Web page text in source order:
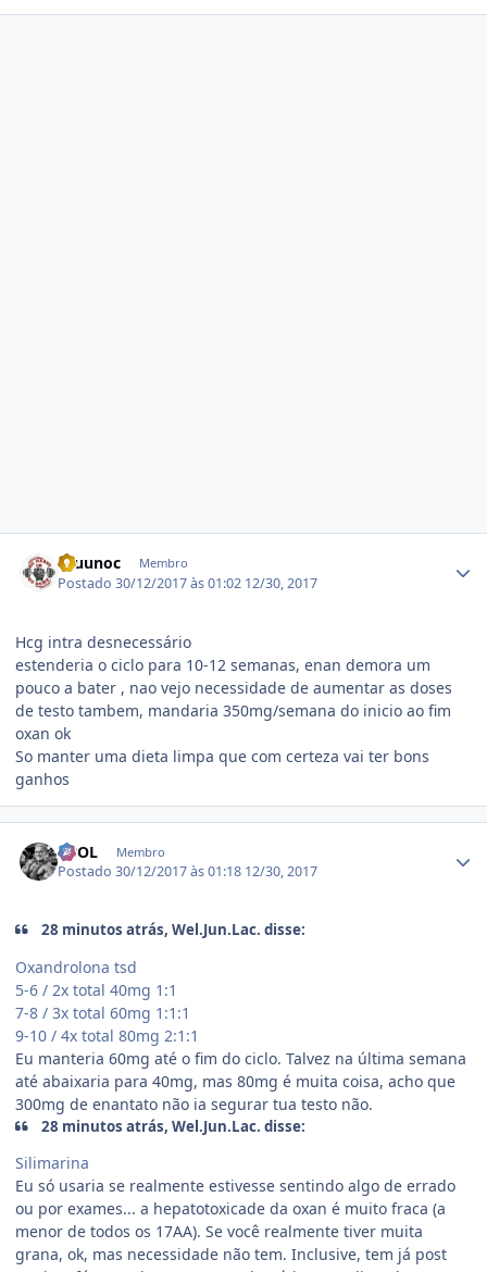
Bruunoc Membro
Postado30/12/2017 às 01:02 12/30, 2017
Hcg intra desnecessário
estenderia o ciclo para 10-12 semanas, enan demora um
pouco a bater , nao vejo necessidade de aumentar as doses
de testo tambem, mandaria 350mg/semana do inicio ao fim
oxan ok
So manter uma dieta limpa que com certeza vai ter bons
ganhos
VBOL Membro
Postado30/12/2017 às 01:18 12/30, 2017
28 minutos atrás, Wel.Jun.Lac. disse:
Oxandrolona tsd
5-6 / 2x total 40mg 1:1
7-8 / 3x total 60mg 1:1:1
9-10 / 4x total 80mg 2:1:1
Eu manteria 60mg até o fim do ciclo. Talvez na última semana
até abaixaria para 40mg, mas 80mg é muita coisa, acho que
300mg de enantato não ia segurar tua testo não.
28 minutos atrás, Wel.Jun.Lac. disse:
Silimarina
Eu só usaria se realmente estivesse sentindo algo de errado
ou por exames... a hepatotoxicade da oxan é muito fraca (a
menor de todos os 17AA). Se você realmente tiver muita
grana, ok, mas necessidade não tem. Inclusive, tem já post